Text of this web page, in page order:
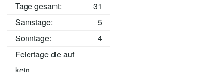
Tage gesamt:
31
Samstage:
5
Sonntage:
4
Feiertage die auf